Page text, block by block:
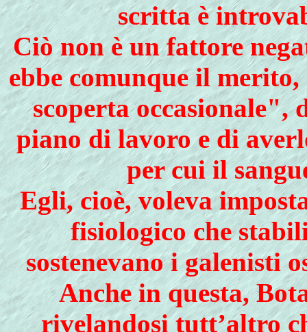
scritta è
Ciò non è un fattore
ebbe comunque il
scoperta occasionale",
piano di lavoro e di
per cui il
Egli, cioè, voleva
fisiologico che
sostenevano i galenisti
Anche in questa,
rivelandosi tutt’altro